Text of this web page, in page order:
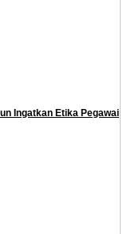
Ingatkan Etika Pegawai